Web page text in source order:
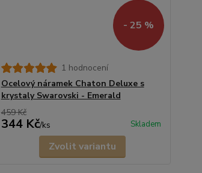
- 25 %
1 hodnocení
Ocelový náramek Chaton Deluxe s
krystaly Swarovski - Emerald
459 Kč
344 Kč/ks Skladem
Zvolit variantu